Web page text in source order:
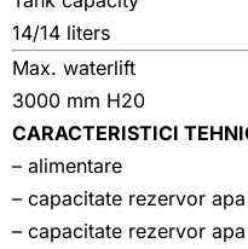
14/14 liters
Max. waterlift
3000 mm H20
CARACTERISTICI
–
– capacitate rezervor
– capacitate rezervor